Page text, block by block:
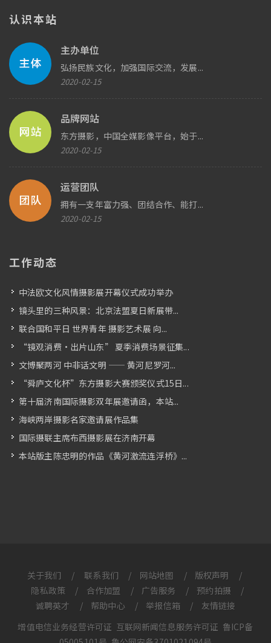
认识本站
主办单位
弘扬民族文化，加强国际交流，发展...
2020-02-15
品牌网站
东方摄影，中国全媒影像平台，始于...
2020-02-15
运营团队
拥有一支年富力强、团结合作、能打...
2020-02-15
工作动态
中法欧文化风情摄影展开幕仪式成功举办
镜头里的三种风景：北京法盟夏日新展带...
联合国和平日 世界青年 摄影艺术展 向...
“镜观消费・出片山东” 夏季消费场景征集...
文博聚两河 中非话文明 —— 黄河尼罗河...
“舜庐文化杯”东方摄影大赛颁奖仪式15日...
第十届济南国际摄影双年展邀请函，本站...
海峡两岸摄影名家邀请展作品集
国际摄联主席布西摄影展在济南开幕
本站版主陈忠明的作品《黄河激流连浮桥》...
关于我们 / 联系我们 / 网站地图 / 版权声明
/
隐私政策
/ 合作加盟 / 广告服务 / 预约拍摄
/
诚聘英才
/ 帮助中心 / 举报信箱 /
友情链接
增值电信业务经营许可证 互联网新闻信息服务许可证 鲁ICP备